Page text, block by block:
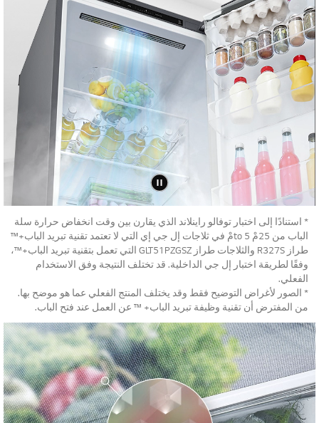
* استنادًا إلى اختبار توفالو راينلاند الذي يقارن بين وقت انخفاض حرارة سلة
الباب من 25مْ to 5مْ في ثلاجات إل جي إي التي لا تعتمد تقنية تبريد الباب+™
طراز R327S والثلاجات طراز GLT51PZGSZ التي تعمل بتقنية تبريد الباب+™،
وفقًا لطريقة اختبار إل جي الداخلية. قد تختلف النتيجة وفق الاستخدام
الفعلي.
* الصور لأغراض التوضيح فقط وقد يختلف المنتج الفعلي عما هو موضح بها.
من المفترض أن تقنية وظيفة تبريد الباب+ ™ عن العمل عند فتح الباب.